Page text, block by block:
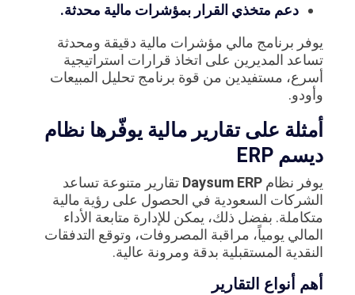
دعم متخذي القرار بمؤشرات مالية محدثة.
يوفر برنامج مالي مؤشرات مالية دقيقة ومحدثة
تساعد المديرين على اتخاذ قرارات استراتيجية
أسرع، مستفيدين من قوة برنامج تحليل المبيعات
وأودو.
أمثلة على تقارير مالية يوفّرها نظام
ديسم ERP
يوفر نظام Daysum ERP تقارير متنوعة تساعد
الشركات السعودية في الحصول على رؤية مالية
متكاملة. بفضل ذلك، يمكن للإدارة متابعة الأداء
المالي يومياً، مراقبة المصروفات، وتوقع التدفقات
النقدية المستقبلية بدقة ومرونة عالية.
أهم أنواع التقارير